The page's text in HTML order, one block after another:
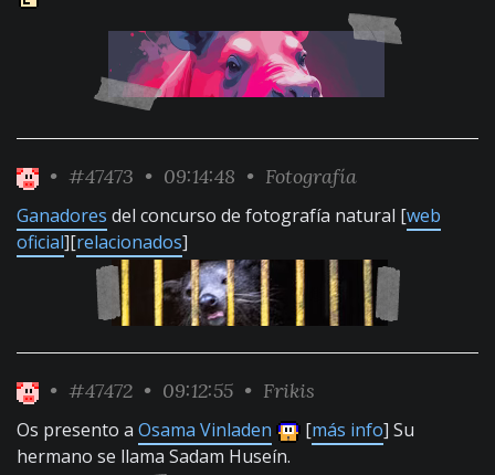
• #47473 • 09:14:48 • Fotografía
Ganadores del concurso de fotografía natural [web
oficial][relacionados]
• #47472 • 09:12:55 • Frikis
Os presento a Osama Vinladen [más info] Su
hermano se llama Sadam Huseín.